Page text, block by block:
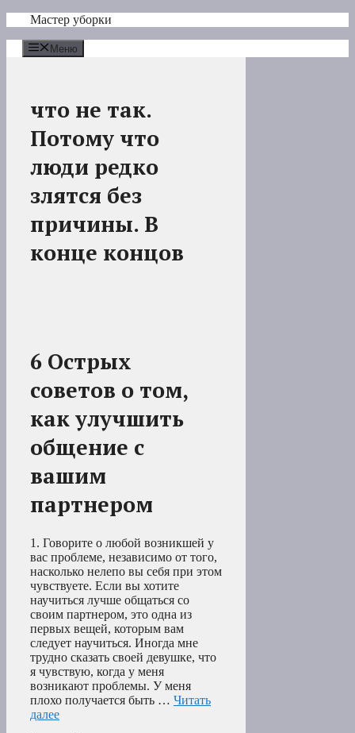
Перейти
содержимому
Мастер уборки
Меню
что не так.
Потому что
люди редко
злятся без
причины. В
конце концов
6 Острых
советов о том,
как улучшить
общение с
вашим
партнером
1. Говорите о любой возникшей у
вас проблеме, независимо от того,
насколько нелепо вы себя при этом
чувствуете. Если вы хотите
научиться лучше общаться со
своим партнером, это одна из
первых вещей, которым вам
следует научиться. Иногда мне
трудно сказать своей девушке, что
я чувствую, когда у меня
возникают проблемы. У меня
плохо получается быть … Читать
далее